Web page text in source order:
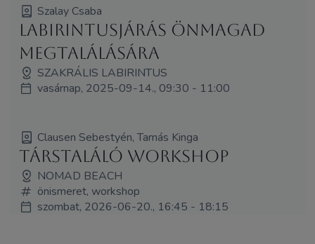
Szalay Csaba
Labirintusjárás önmagad
megtalálására
SZAKRÁLIS LABIRINTUS
vasárnap, 2025-09-14., 09:30 - 11:00
Clausen Sebestyén, Tamás Kinga
Társtaláló workshop
NOMAD BEACH
önismeret, workshop
szombat, 2026-06-20., 16:45 - 18:15